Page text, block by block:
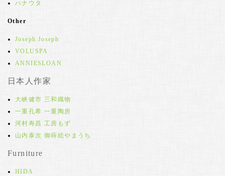
ハナウタ
Other
Joseph Joseph
VOLUSPA
ANNIESLOAN
日本人作家
大峡健市 三和織物
一重孔希 一重陶房
河村寿昌 工房もず
山内泰次 御蒔絵やまうち
Furniture
HIDA